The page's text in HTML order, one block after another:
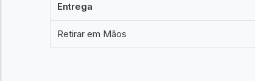
Entrega
Retirar em Mãos